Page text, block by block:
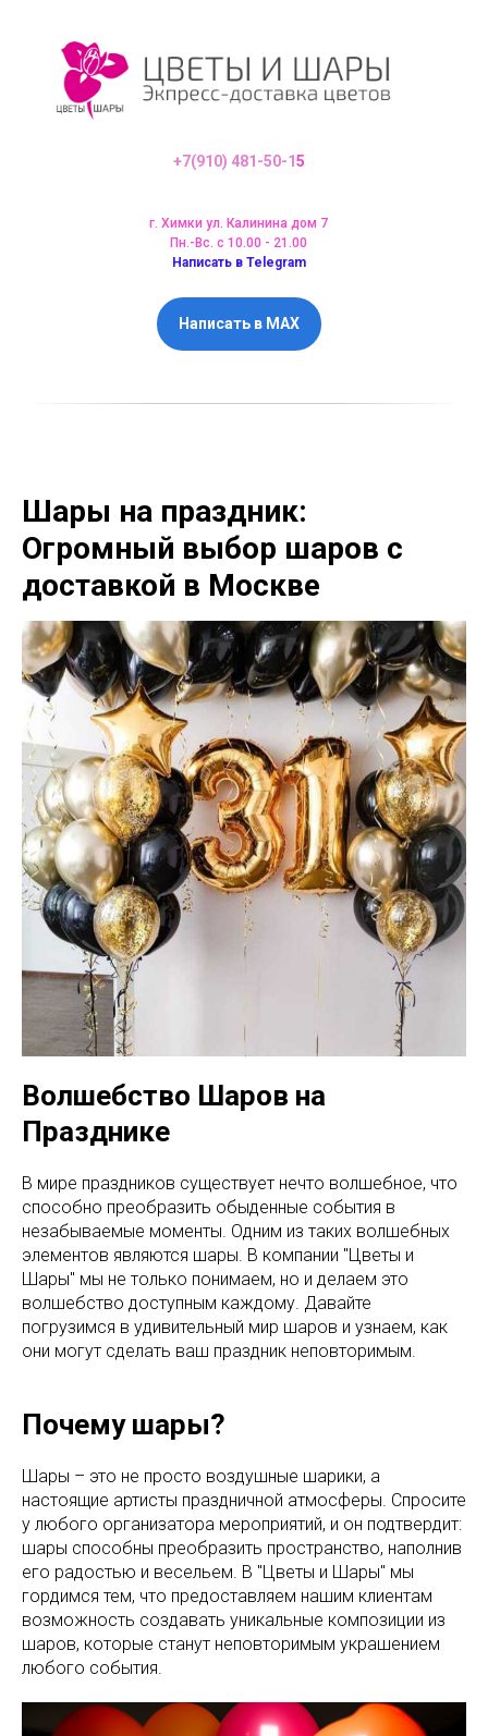
+7(910) 481-50-15
г. Химки ул. Калинина дом 7
Пн.-Вс. с 10.00 - 21.00
Написать в Telegram
Написать в MAX
Шары на праздник:
Огромный выбор шаров с
доставкой в Москве
Волшебство Шаров на
Празднике
В мире праздников существует нечто волшебное, что
способно преобразить обыденные события в
незабываемые моменты. Одним из таких волшебных
элементов являются шары. В компании "Цветы и
Шары" мы не только понимаем, но и делаем это
волшебство доступным каждому. Давайте
погрузимся в удивительный мир шаров и узнаем, как
они могут сделать ваш праздник неповторимым.
Почему шары?
Шары – это не просто воздушные шарики, а
настоящие артисты праздничной атмосферы. Спросите
у любого организатора мероприятий, и он подтвердит:
шары способны преобразить пространство, наполнив
его радостью и весельем. В "Цветы и Шары" мы
гордимся тем, что предоставляем нашим клиентам
возможность создавать уникальные композиции из
шаров, которые станут неповторимым украшением
любого события.